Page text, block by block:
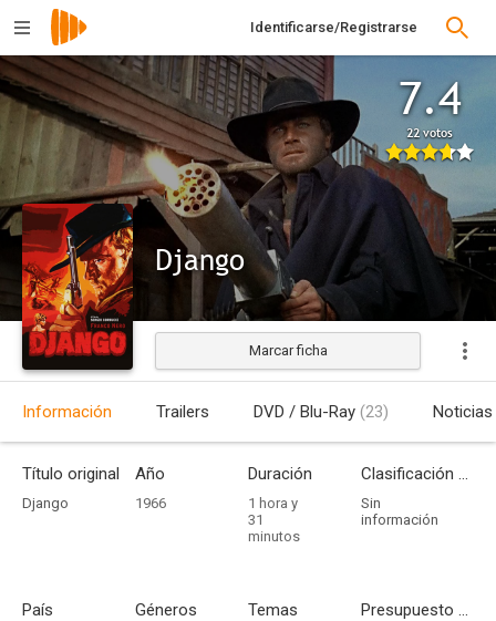
Identificarse/Registrarse
7.4
22 votos
Django
Estrenada
Marcar ficha
Información Trailers DVD / Blu-Ray (23) Noticias
Título original
Django
Año
1966
Duración
1 hora y
31
minutos
Clasificación por edades
Sin
información
País Géneros Temas Presupuesto - Ingresos